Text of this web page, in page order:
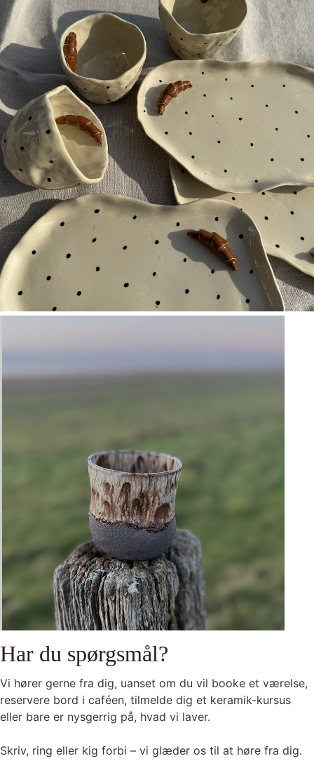
Har du spørgsmål?
Vi hører gerne fra dig, uanset om du vil booke et værelse,
reservere bord i caféen, tilmelde dig et keramik-kursus
eller bare er nysgerrig på, hvad vi laver.
Skriv, ring eller kig forbi – vi glæder os til at høre fra dig.